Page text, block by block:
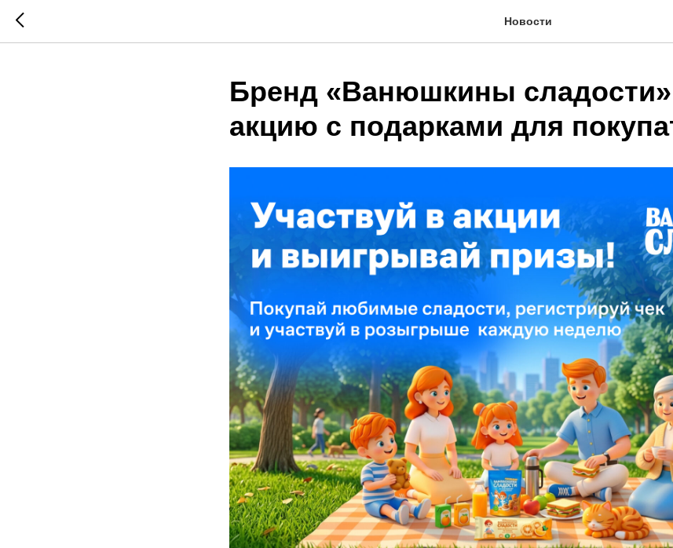
Новости
Бренд «Ванюшкины сладости»
акцию с подарками для